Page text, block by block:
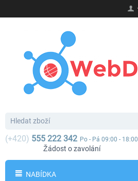
(+420) 555 222 342 Po - Pá 09:00 - 18:00
Žádost o zavolání
NABÍDKA